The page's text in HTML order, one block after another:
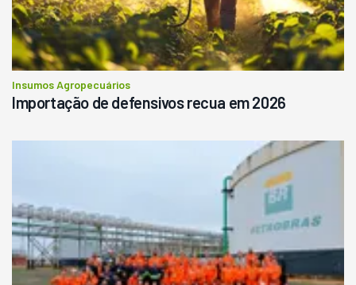
Insumos Agropecuários
Importação de defensivos recua em 2026